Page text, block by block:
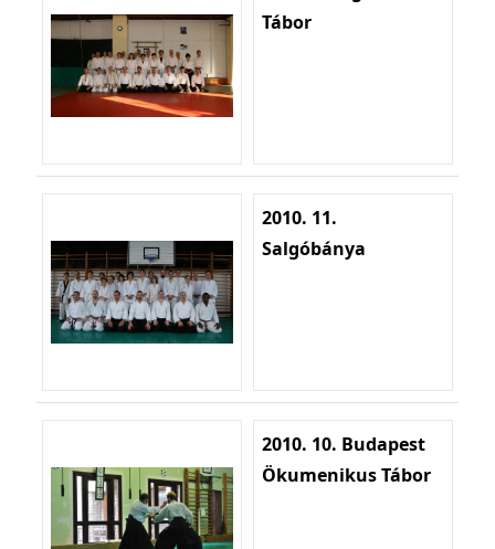
Tábor
2010. 11.
Salgóbánya
2010. 10. Budapest
Ökumenikus Tábor